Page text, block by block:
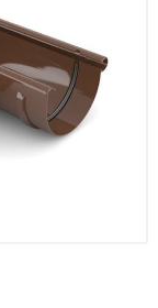
Ogrzewanie, autonomiczne ogrzewanie, źródła ciepła